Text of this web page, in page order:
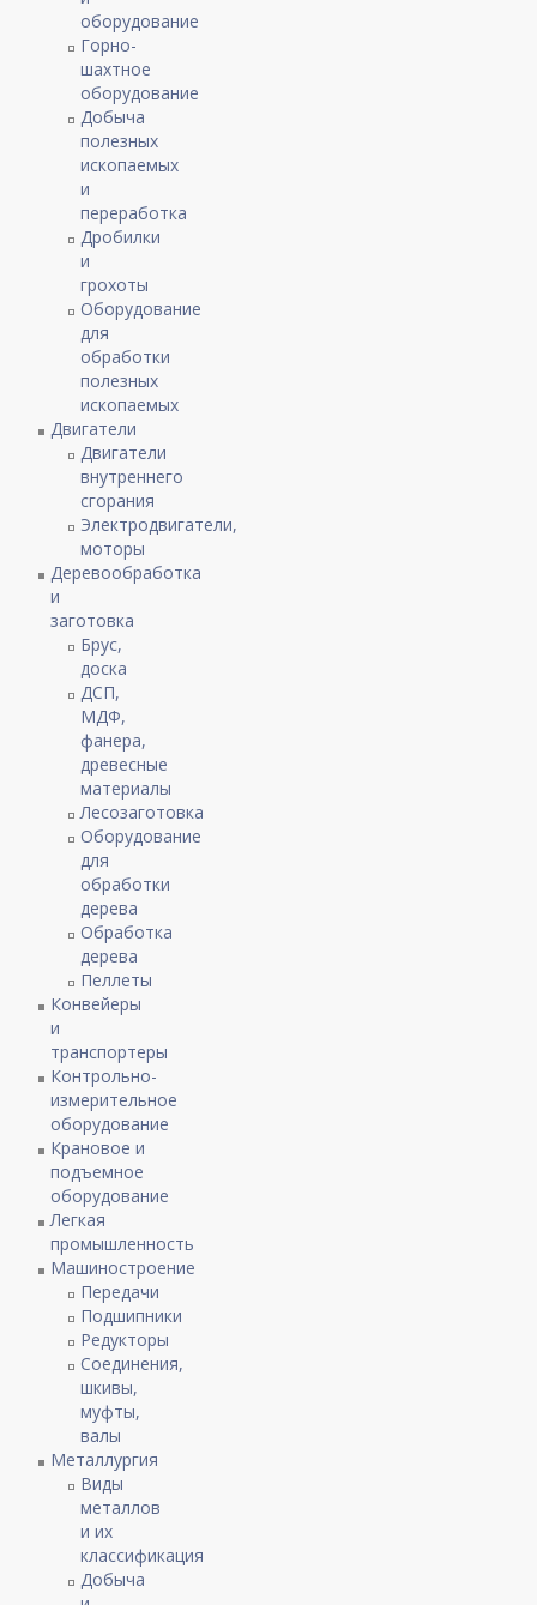
оборудование
Горно-
шахтное
оборудование
Добыча
полезных
ископаемых
и
переработка
Дробилки
и
грохоты
Оборудование
для
обработки
полезных
ископаемых
Двигатели
Двигатели
внутреннего
сгорания
Электродвигатели,
моторы
Деревообработка
и
заготовка
Брус,
доска
ДСП,
МДФ,
фанера,
древесные
материалы
Лесозаготовка
Оборудование
для
обработки
дерева
Обработка
дерева
Пеллеты
Конвейеры
и
транспортеры
Контрольно-
измерительное
оборудование
Крановое и
подъемное
оборудование
Легкая
промышленность
Машиностроение
Передачи
Подшипники
Редукторы
Соединения,
шкивы,
муфты,
валы
Металлургия
Виды
металлов
и их
классификация
Добыча